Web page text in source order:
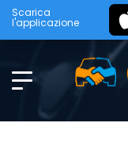
Scarica
l'applicazione